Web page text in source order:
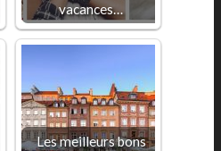
vacances…
Les meilleurs bons